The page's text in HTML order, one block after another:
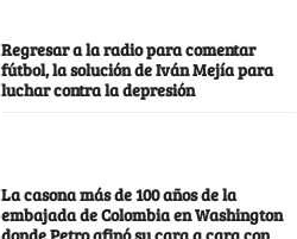
Regresar a la radio para comentar
fútbol, la solución de Iván Mejía para
luchar contra la depresión
La casona más de 100 años de la
embajada de Colombia en Washington
donde Petro afinó su cara a cara con